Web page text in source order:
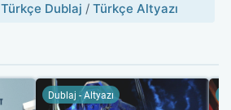
Türkçe Dublaj / Türkçe Altyazı
Dublaj - Altyazı